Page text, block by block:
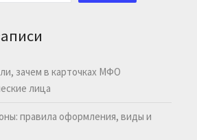
зачем в карточках МФО
лица
правила оформления, виды и